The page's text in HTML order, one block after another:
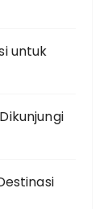
untuk